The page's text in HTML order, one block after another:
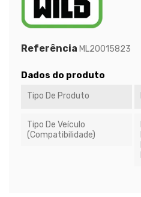
Referência ML20015823
Dados do produto
Tipo De Produto
Tipo De Veículo
(Compatibilidade)